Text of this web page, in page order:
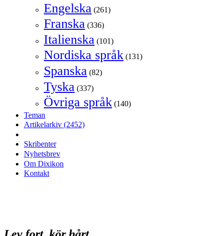
Engelska (261)
Franska (336)
Italienska (101)
Nordiska språk (131)
Spanska (82)
Tyska (337)
Övriga språk (140)
Teman
Artikelarkiv (2452)
Skribenter
Nyhetsbrev
Om Dixikon
Kontakt